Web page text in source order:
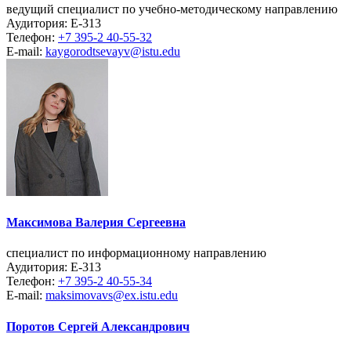
ведущий специалист по учебно-методическому направлению
Аудитория: Е-313
Телефон: +7 395-2 40-55-32
E-mail: kaygorodtsevayv@istu.edu
Максимова Валерия Сергеевна
специалист по информационному направлению
Аудитория: Е-313
Телефон: +7 395-2 40-55-34
E-mail: maksimovavs@ex.istu.edu
Поротов Сергей Александрович